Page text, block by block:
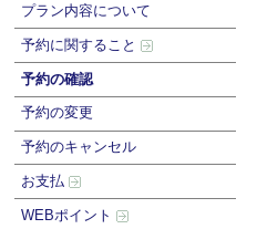
プラン内容について
予約に関すること
予約の確認
予約の変更
予約のキャンセル
お支払
WEBポイント